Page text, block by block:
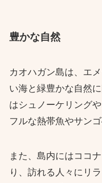
豊かな自然
カオハガン島は、エ
い海と緑豊かな自然
はシュノーケリング
フルな熱帯魚やサン
また、島内にはココ
り、訪れる人々にリ